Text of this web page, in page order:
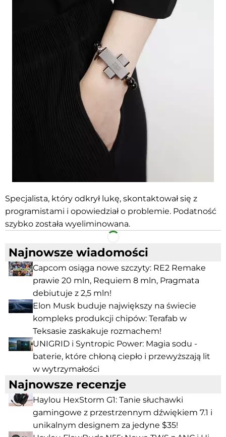
Specjalista, który odkrył lukę, skontaktował się z
programistami i opowiedział o problemie. Podatność
szybko została wyeliminowana.
Facebook Telegram
Najnowsze wiadomości
Capcom osiąga nowe szczyty: RE2 Remake
prawie 20 mln, Requiem 8 mln, Pragmata
debiutuje z 2,5 mln!
Elon Musk buduje największy na świecie
kompleks produkcji chipów: Terafab w
Teksasie zaskakuje rozmachem!
UNIGRID i Syntropic Power: Magia sodu -
baterie, które chłoną ciepło i przewyższają lit
w wytrzymałości
Najnowsze recenzje
Haylou HexStorm G1: Tanie słuchawki
gamingowe z przestrzennym dźwiękiem 7.1 i
unikalnym designem za jedyne $35!